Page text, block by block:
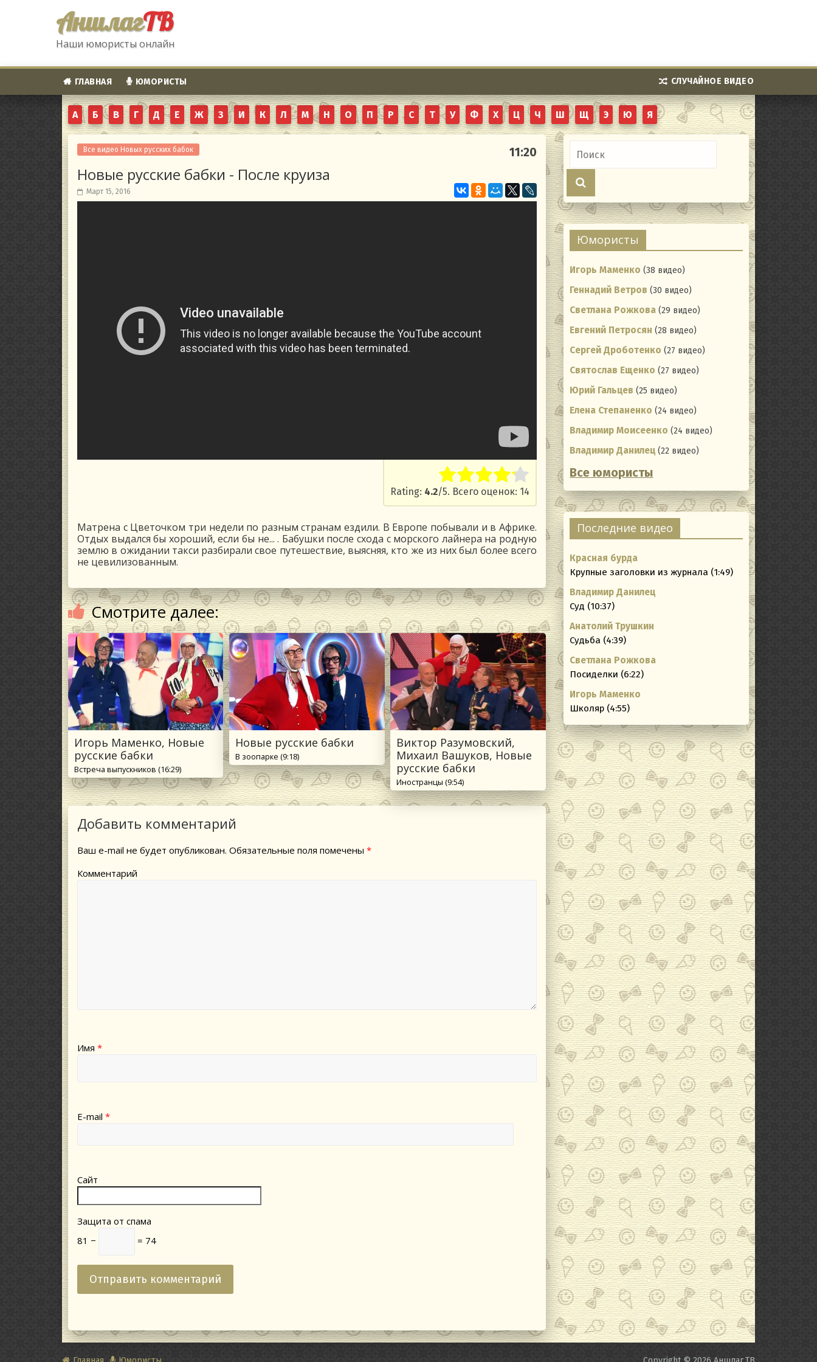
АншлагТВ
Наши юмористы онлайн
ГЛАВНАЯ ЮМОРИСТЫ СЛУЧАЙНОЕ ВИДЕО
А Б В Г Д Е Ж З И К Л М Н О П Р С Т У Ф Х Ц Ч Ш Щ Э Ю Я
Все видео Новых русских бабок 11:20
Новые русские бабки - После круиза
Март 15, 2016
Rate this item:
Submit Rating
Rating: 4.2/5. Всего оценок: 14
Матрена с Цветочком три недели по разным странам ездили. В Европе побывали и в Африке.
Отдых выдался бы хороший, если бы не... . Бабушки после схода с морского лайнера на родную
землю в ожидании такси разбирали свое путешествие, выясняя, кто же из них был более всего
не цевилизованным.
Смотрите далее:
Игорь Маменко, Новые
русские бабки
Встреча выпускников (16:29)
Новые русские бабки
В зоопарке (9:18)
Виктор Разумовский,
Михаил Вашуков, Новые
русские бабки
Иностранцы (9:54)
Добавить комментарий
Ваш e-mail не будет опубликован. Обязательные поля помечены *
Комментарий
Имя *
E-mail *
Сайт
Защита от спама
81 −
= 74
Юмористы
Игорь Маменко (38 видео)
Геннадий Ветров (30 видео)
Светлана Рожкова (29 видео)
Евгений Петросян (28 видео)
Сергей Дроботенко (27 видео)
Святослав Ещенко (27 видео)
Юрий Гальцев (25 видео)
Елена Степаненко (24 видео)
Владимир Моисеенко (24 видео)
Владимир Данилец (22 видео)
Все юмористы
Последние видео
Красная бурда
Крупные заголовки из журнала (1:49)
Владимир Данилец
Суд (10:37)
Анатолий Трушкин
Судьба (4:39)
Светлана Рожкова
Посиделки (6:22)
Игорь Маменко
Школяр (4:55)